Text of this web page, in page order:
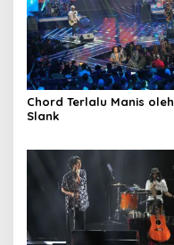
Chord Terlalu Manis oleh
Slank